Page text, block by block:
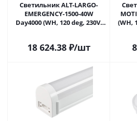
Светильник ALT-LARGO-
EMERGENCY-1500-40W
Day4000 (WH, 120 deg, 230V)
18 624.38₽/шт
(WH,